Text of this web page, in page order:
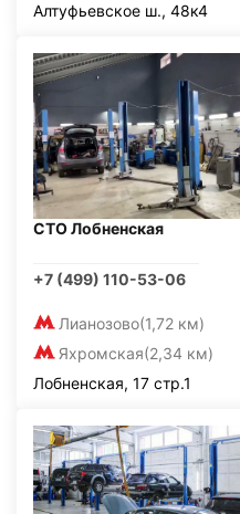
Алтуфьевское ш., 48к4
СТО Лобненская
+7 (499) 110-53-06
Лианозово(1,72 км)
Яхромская(2,34 км)
Лобненская, 17 стр.1